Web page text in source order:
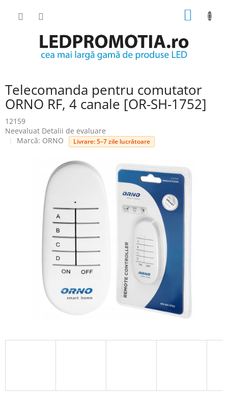
COŞ
Telecomanda pentru comutator
ORNO RF, 4 canale [OR-SH-1752]
12159
Evaluarea
medie
Neevaluat Detalii de evaluare
Marcă: ORNO Livrare: 5–7 zile lucrătoare